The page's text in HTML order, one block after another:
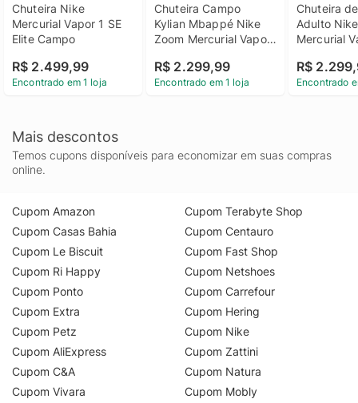
Chuteira Nike
Mercurial Vapor 1 SE
Elite Campo
R$ 2.499,99
Encontrado em 1 loja
Chuteira Campo
Kylian Mbappé Nike
Zoom Mercurial Vapor
R$ 2.299,99
Encontrado em 1 loja
Chuteira
Adulto
Mercurial
R$
Encontrado
Mais descontos
Temos cupons disponíveis para economizar em suas compras
online.
Cupom Amazon
Cupom Casas Bahia
Cupom Le Biscuit
Cupom Ri Happy
Cupom Ponto
Cupom Extra
Cupom Petz
Cupom AliExpress
Cupom C&A
Cupom Vivara
Cupom Terabyte Shop
Cupom Centauro
Cupom Fast Shop
Cupom Netshoes
Cupom Carrefour
Cupom Hering
Cupom Nike
Cupom Zattini
Cupom Natura
Cupom Mobly